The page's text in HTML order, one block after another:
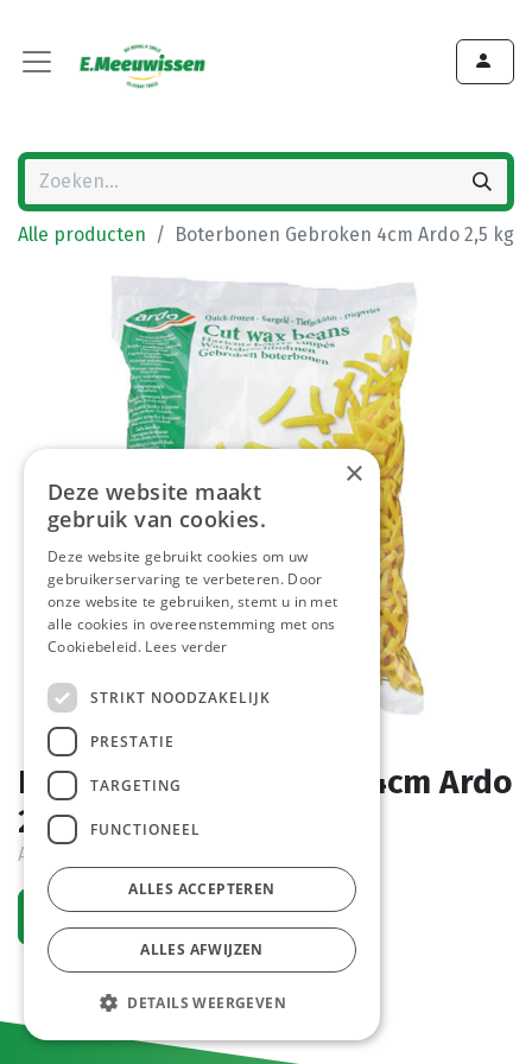
Alle producten Boterbonen Gebroken 4cm Ardo 2,5 kg
Boterbonen Gebroken 4cm Ardo
2,5 kg
Actief
Vraag een account aan
×
Deze website maakt
gebruik van cookies.
Deze website gebruikt cookies om uw
gebruikerservaring te verbeteren. Door
onze website te gebruiken, stemt u in met
alle cookies in overeenstemming met ons
Cookiebeleid. Lees verder
STRIKT NOODZAKELIJK
PRESTATIE
TARGETING
FUNCTIONEEL
ALLES ACCEPTEREN
ALLES AFWIJZEN
DETAILS WEERGEVEN